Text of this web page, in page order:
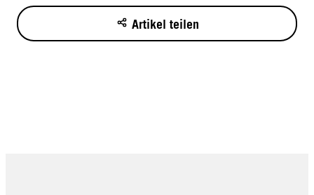
Artikel teilen